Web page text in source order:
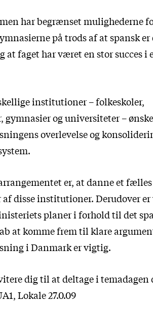
har begrænset mulighederne
på trods af at spansk er
at faget har været en stor succes i
institutioner – folkeskoler,
gymnasier og universiteter –
overlevelse og
er, at danne et
disse institutioner. Derudover
planer i forhold til det
at komme frem til klare
i Danmark er vigtig.
dig til at deltage i temadagen
Lokale 27.0.09